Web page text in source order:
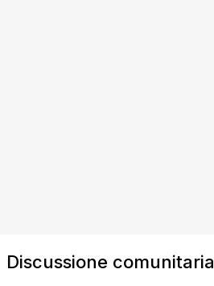
Discussione comunitaria